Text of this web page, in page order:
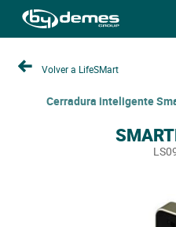
Volver a LifeSMart
Cerradura inteligente